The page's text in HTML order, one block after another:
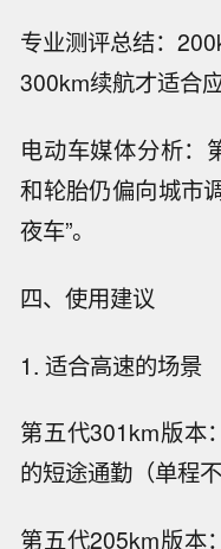
专业测评总结：
300km续航才适合
电动车媒体分析：
和轮胎仍偏向城市
夜车”。
四、使用建议
1. 适合高速的场景
第五代301km版本
的短途通勤（单程
第五代205km版本